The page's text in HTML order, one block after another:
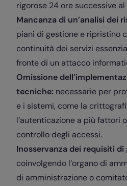
rigorose 24 ore successive
Mancanza di un’analisi dei
piani di gestione e ripristino
continuità dei servizi
fronte di un attacco
Omissione
tecniche: necessarie per
e i sistemi, come la
l’autenticazione a più fattori
controllo degli accessi.
Inosservanza dei requisiti di
coinvolgendo l’organo di
di amministrazione o